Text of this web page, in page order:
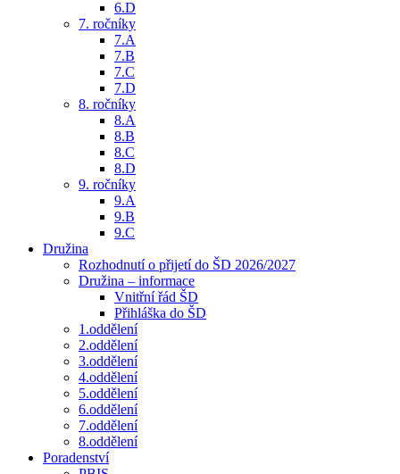
6.D
7. ročníky
7.A
7.B
7.C
7.D
8. ročníky
8.A
8.B
8.C
8.D
9. ročníky
9.A
9.B
9.C
Družina
Rozhodnutí o přijetí do ŠD 2026/2027
Družina – informace
Vnitřní řád ŠD
Přihláška do ŠD
1.oddělení
2.oddělení
3.oddělení
4.oddělení
5.oddělení
6.oddělení
7.oddělení
8.oddělení
Poradenství